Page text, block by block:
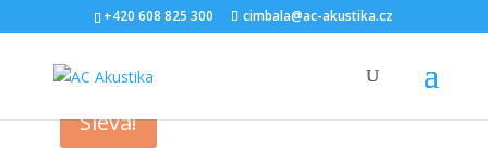
+420 608 825 300 cimbala@ac-akustika.cz
Sleva!